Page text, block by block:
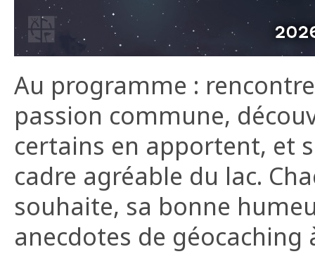
Au programme :
passion commune,
certains en apportent, et
cadre agréable du lac.
souhaite, sa bonne
anecdotes de géocaching